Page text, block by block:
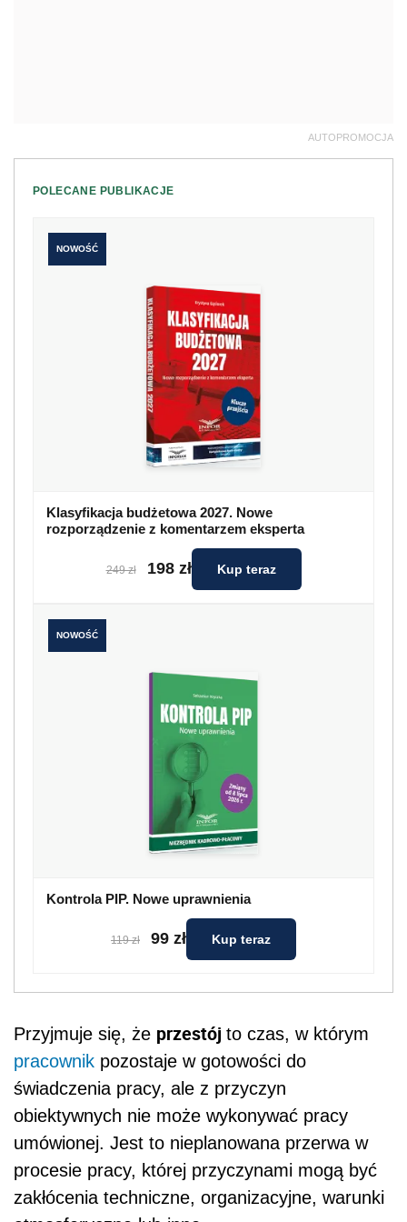
AUTOPROMOCJA
POLECANE PUBLIKACJE
NOWOŚĆ
Klasyfikacja budżetowa 2027. Nowe
rozporządzenie z komentarzem eksperta
249 zł 198 zł Kup teraz
NOWOŚĆ
Kontrola PIP. Nowe uprawnienia
119 zł 99 zł Kup teraz
Przyjmuje się, że przestój to czas, w którym
pracownik pozostaje w gotowości do
świadczenia pracy, ale z przyczyn
obiektywnych nie może wykonywać pracy
umówionej. Jest to nieplanowana przerwa w
procesie pracy, której przyczynami mogą być
zakłócenia techniczne, organizacyjne, warunki